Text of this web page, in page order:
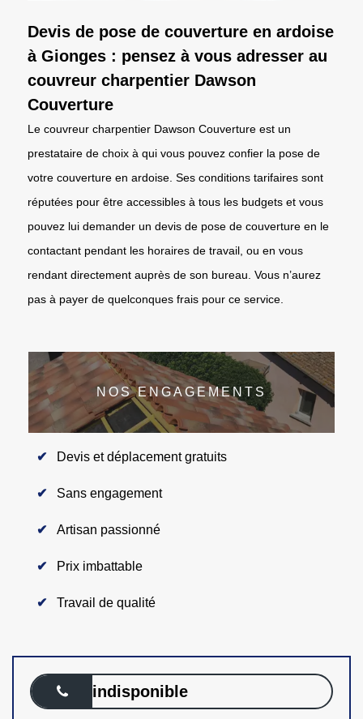
Devis de pose de couverture en ardoise
à Gionges : pensez à vous adresser au
couvreur charpentier Dawson
Couverture
Le couvreur charpentier Dawson Couverture est un
prestataire de choix à qui vous pouvez confier la pose de
votre couverture en ardoise. Ses conditions tarifaires sont
réputées pour être accessibles à tous les budgets et vous
pouvez lui demander un devis de pose de couverture en le
contactant pendant les horaires de travail, ou en vous
rendant directement auprès de son bureau. Vous n’aurez
pas à payer de quelconques frais pour ce service.
NOS ENGAGEMENTS
Devis et déplacement gratuits
Sans engagement
Artisan passionné
Prix imbattable
Travail de qualité
indisponible